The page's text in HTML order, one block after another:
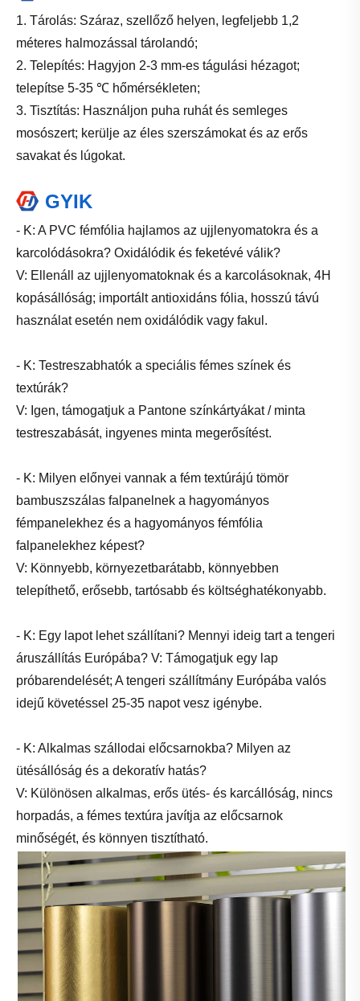
1. Tárolás: Száraz, szellőző helyen, legfeljebb 1,2
méteres halmozással tárolandó;
2. Telepítés: Hagyjon 2-3 mm-es tágulási hézagot;
telepítse 5-35 ℃ hőmérsékleten;
3. Tisztítás: Használjon puha ruhát és semleges
mosószert; kerülje az éles szerszámokat és az erős
savakat és lúgokat.
GYIK
- K: A PVC fémfólia hajlamos az ujjlenyomatokra és a
karcolódásokra? Oxidálódik és feketévé válik?
V: Ellenáll az ujjlenyomatoknak és a karcolásoknak, 4H
kopásállóság; importált antioxidáns fólia, hosszú távú
használat esetén nem oxidálódik vagy fakul.
- K: Testreszabhatók a speciális fémes színek és
textúrák?
V: Igen, támogatjuk a Pantone színkártyákat / minta
testreszabását, ingyenes minta megerősítést.
- K: Milyen előnyei vannak a fém textúrájú tömör
bambuszszálas falpanelnek a hagyományos
fémpanelekhez és a hagyományos fémfólia
falpanelekhez képest?
V: Könnyebb, környezetbarátabb, könnyebben
telepíthető, erősebb, tartósabb és költséghatékonyabb.
- K: Egy lapot lehet szállítani? Mennyi ideig tart a tengeri
áruszállítás Európába? V: Támogatjuk egy lap
próbarendelését; A tengeri szállítmány Európába valós
idejű követéssel 25-35 napot vesz igénybe.
- K: Alkalmas szállodai előcsarnokba? Milyen az
ütésállóság és a dekoratív hatás?
V: Különösen alkalmas, erős ütés- és karcállóság, nincs
horpadás, a fémes textúra javítja az előcsarnok
minőségét, és könnyen tisztítható.